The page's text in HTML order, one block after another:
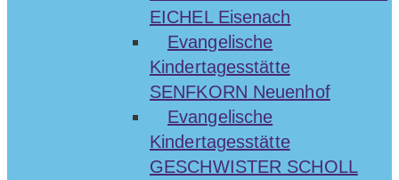
EICHEL Eisenach
Evangelische
Kindertagesstätte
SENFKORN Neuenhof
Evangelische
Kindertagesstätte
GESCHWISTER SCHOLL